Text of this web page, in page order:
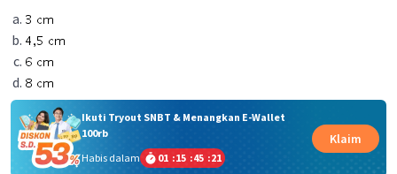
Ikuti Tryout SNBT & Menangkan E-Wallet
100rb
Habis dalam
01 :15 :45 :21
Klaim